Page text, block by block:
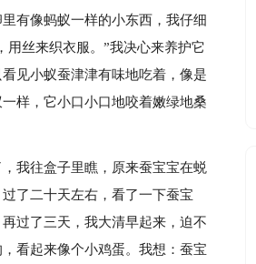
有像蚂蚁一样的小东西，我仔细
用丝来织衣服。”我决心来养护它
见小蚁蚕津津有味地吃着，像是
样，它小口小口地咬着嫩绿地桑
我往盒子里瞧，原来蚕宝宝在蜕
了二十天左右，看了一下蚕宝
过了三天，我大清早起来，迫不
看起来像个小鸡蛋。我想：蚕宝